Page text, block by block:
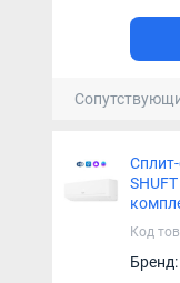
Код
Бренд: